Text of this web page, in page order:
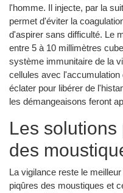
l'homme. Il injecte, par la
permet d'éviter la
d'aspirer sans difficulté. Le
entre 5 à 10 millimètres
système immunitaire de la
cellules avec
éclater pour libérer de
les démangeaisons feront
Les
des
La vigilance reste le
piqûres des moustiques et